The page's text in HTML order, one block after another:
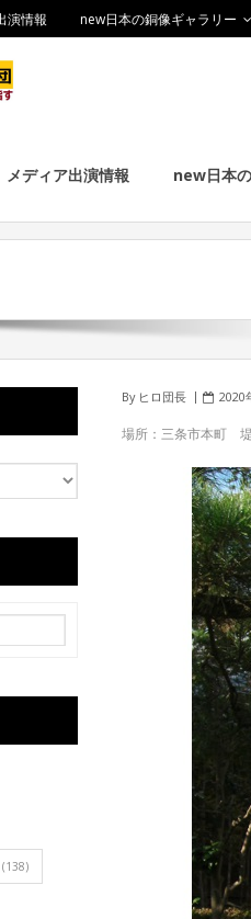
演情報 new日本の銅像ギャラリー
メディア出演情報 new日本
By ヒロ団長 2020
場所：三条市本町 堤
(138)